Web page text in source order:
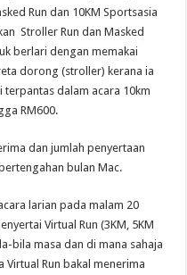
Run dan 10KM Sportsasia
Stroller Run dan Masked
berlari dengan memakai
dorong (stroller) kerana ia
terpantas dalam acara 10km
RM600.
dan jumlah penyertaan
bulan Mac.
larian pada malam 20
Virtual Run (3KM, 5KM
bila masa dan di mana sahaja
Run bakal menerima